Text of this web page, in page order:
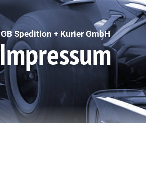
GB Spedition + Kurier GmbH
Impressum